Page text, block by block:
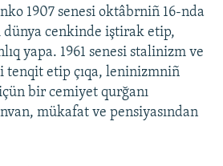
1907 senesi oktâbrniñ 16-nda
cenkinde iştirak etip,
yapa. 1961 senesi stalinizm ve
tenqit etip çıqa, leninizmniñ
bir cemiyet qurğanı
mükafat ve pensiyasından